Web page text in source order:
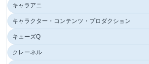
キャラアニ
キャラクター・コンテンツ・プロダクション
キューズQ
クレーネル